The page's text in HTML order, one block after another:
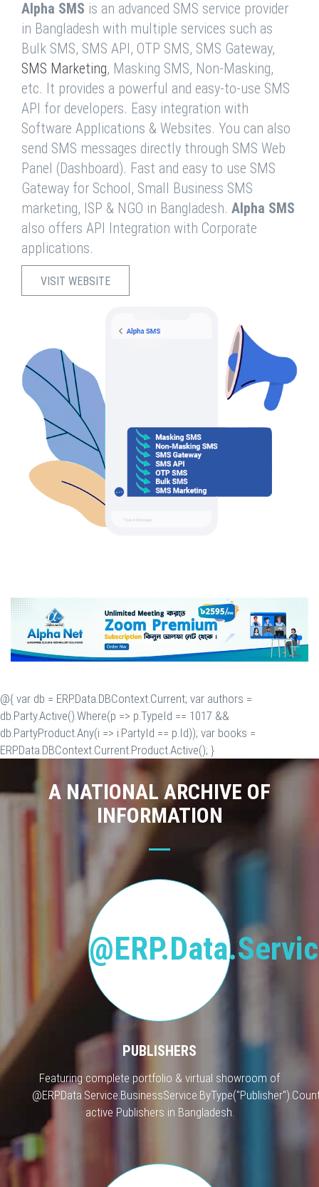
Alpha SMS is an advanced SMS service provider
in Bangladesh with multiple services such as
Bulk SMS, SMS API, OTP SMS, SMS Gateway,
SMS Marketing, Masking SMS, Non-Masking,
etc. It provides a powerful and easy-to-use SMS
API for developers. Easy integration with
Software Applications & Websites. You can also
send SMS messages directly through SMS Web
Panel (Dashboard). Fast and easy to use SMS
Gateway for School, Small Business SMS
marketing, ISP & NGO in Bangladesh. Alpha SMS
also offers API Integration with Corporate
applications.
VISIT WEBSITE
@{ var db = ERP.Data.DBContext.Current; var authors =
db.Party.Active().Where(p => p.TypeId == 1017 &&
db.PartyProduct.Any(i => i.PartyId == p.Id)); var books =
ERP.Data.DBContext.Current.Product.Active(); }
A NATIONAL ARCHIVE OF
INFORMATION
PUBLISHERS
Featuring complete portfolio & virtual showroom of
active Publishers in Bangladesh.